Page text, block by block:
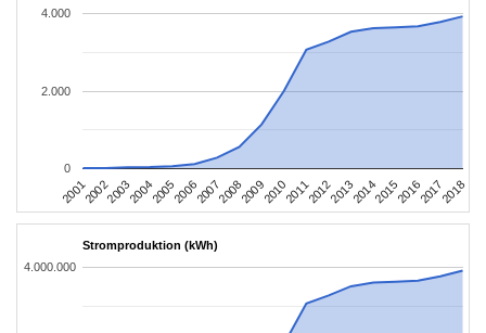
200120022003200420052006200720082009201020112012201320142015201620172018
0
2.000
4.000
Stromproduktion (kWh)
4.000.000